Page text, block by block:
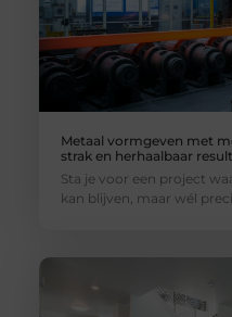
Metaal vormgeven met
strak en herhaalbaar
Sta je voor een project
kan blijven, maar wél